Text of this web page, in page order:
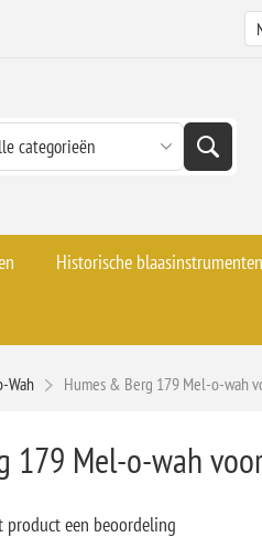
Historische blaasinstrumenten
Wah Humes & Berg 179 Mel-o-wah
179 Mel-o-wah
een beoordeling